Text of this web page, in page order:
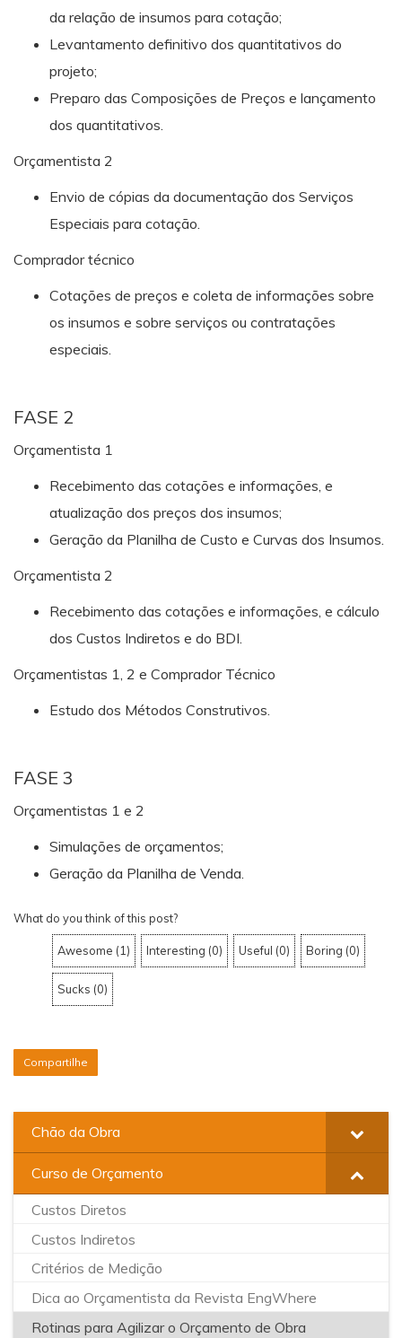
da relação de insumos para cotação;
Levantamento definitivo dos quantitativos do
projeto;
Preparo das Composições de Preços e lançamento
dos quantitativos.
Orçamentista 2
Envio de cópias da documentação dos Serviços
Especiais para cotação.
Comprador técnico
Cotações de preços e coleta de informações sobre
os insumos e sobre serviços ou contratações
especiais.
FASE 2
Orçamentista 1
Recebimento das cotações e informações, e
atualização dos preços dos insumos;
Geração da Planilha de Custo e Curvas dos Insumos.
Orçamentista 2
Recebimento das cotações e informações, e cálculo
dos Custos Indiretos e do BDI.
Orçamentistas 1, 2 e Comprador Técnico
Estudo dos Métodos Construtivos.
FASE 3
Orçamentistas 1 e 2
Simulações de orçamentos;
Geração da Planilha de Venda.
What do you think of this post?
Awesome (1) Interesting (0) Useful (0) Boring (0)
Sucks (0)
Compartilhe
Chão da Obra
Curso de Orçamento
Custos Diretos
Custos Indiretos
Critérios de Medição
Dica ao Orçamentista da Revista EngWhere
Rotinas para Agilizar o Orçamento de Obra